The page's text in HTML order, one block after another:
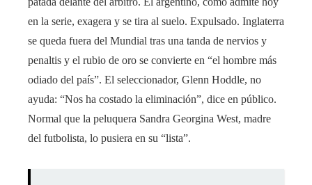
en la serie, exagera y se tira al suelo. Expulsado. Inglaterra
se queda fuera del Mundial tras una tanda de nervios y
penaltis y el rubio de oro se convierte en “el hombre más
odiado del país”. El seleccionador, Glenn Hoddle, no
ayuda: “Nos ha costado la eliminación”, dice en público.
Normal que la peluquera Sandra Georgina West, madre
del futbolista, lo pusiera en su “lista”.